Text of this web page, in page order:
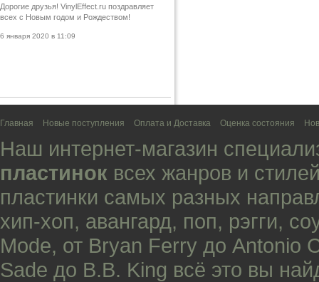
Дорогие друзья! VinylEffect.ru поздравляет
всех с Новым годом и Рождеством!
6 января 2020 в 11:09
Главная Новые поступления Оплата и Доставка Оценка состояния
Наш интернет-магазин
пластинок всех жанров и
пластинки самых разных
хип-хоп, авангард, поп, рэгги,
Mode, от Bryan Ferry до Antonio
Sade до B.B. King всё это вы